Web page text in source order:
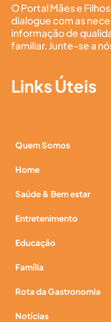
O Portal Mães e
dialogue com as
informação de
familiar. Junte-se a
Links Úteis
Quem Somos
Home
Saúde & Bem estar
Entretenimento
Educação
Família
Rota da Gastronomia
Notícias